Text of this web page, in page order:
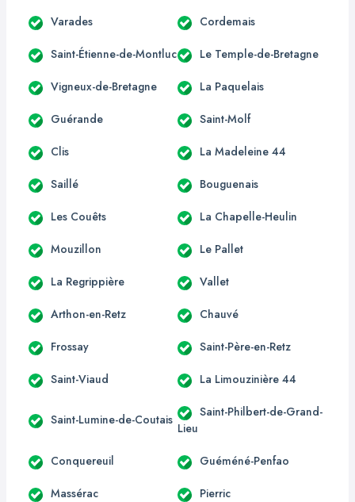
Varades Cordemais
Saint-Étienne-de-Montluc Le Temple-de-Bretagne
Vigneux-de-Bretagne La Paquelais
Guérande Saint-Molf
Clis La Madeleine 44
Saillé Bouguenais
Les Couêts La Chapelle-Heulin
Mouzillon Le Pallet
La Regrippière Vallet
Arthon-en-Retz Chauvé
Frossay Saint-Père-en-Retz
Saint-Viaud La Limouzinière 44
Saint-Lumine-de-Coutais
Saint-Philbert-de-Grand-
Lieu
Conquereuil Guéméné-Penfao
Massérac Pierric